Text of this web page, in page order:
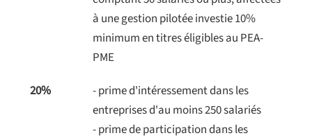
à une gestion pilotée investie 10%
minimum en titres éligibles au PEA-
PME
20%
- prime d'intéressement dans les
entreprises d'au moins 250 salariés
- prime de participation dans les